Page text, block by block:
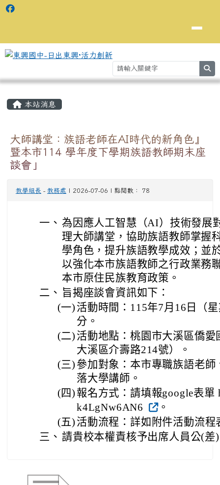
本站消息
大師講堂：族語老師在AI時代的新角色』
暨本市114 學年度下學期族語教師期末座
談會」
教學組長 - 教務處 | 2026-07-06 | 點閱數： 78
一、 為因應人工智慧（AI）技術發展
理大師講堂，協助族語教師掌握
學角色，提升族語教學成效；並
以強化本市族語教師之行政業務
本市原住民族教育政策。
二、 旨揭座談會資訊如下：
(一) 活動時間：115年7月16日（
分。
(二) 活動地點：桃園市大溪區僑
大溪區介壽路214號）。
(三) 參加對象：本市專職族語老
落大學講師。
(四) 報名方式：請填報google表單
k4LgNw6AN6
。
(五) 活動流程：詳如附件活動流程
三、 請貴校本權責核予出席人員公(差